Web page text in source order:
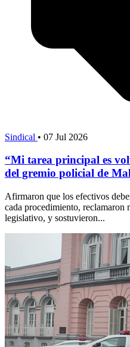
Sindical • 07 Jul 2026
“Mi tarea principal es
del gremio policial de
Afirmaron que los efectivos
cada procedimiento,
legislativo, y sostuvieron...